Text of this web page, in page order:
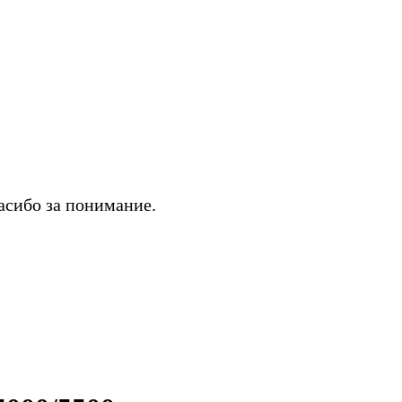
за понимание.